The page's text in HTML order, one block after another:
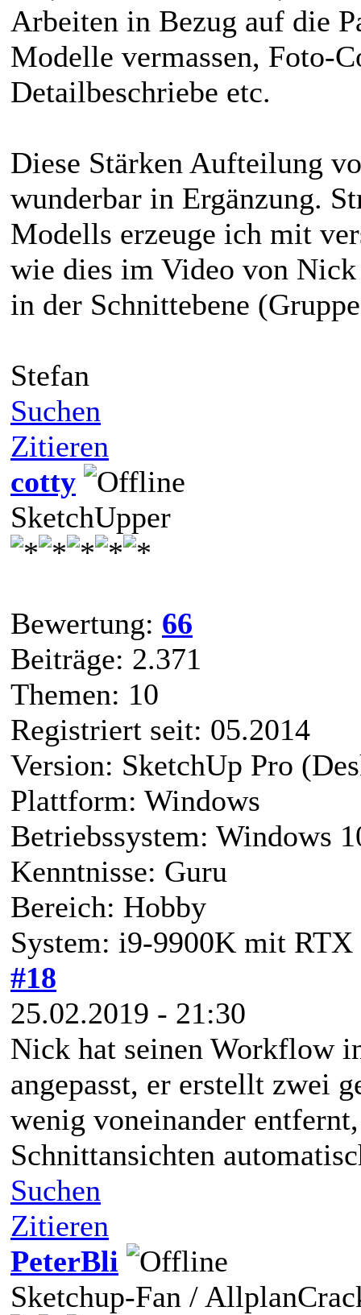
Arbeiten in Bezug auf die
Modelle vermassen, Foto-
Detailbeschriebe etc.
Diese Stärken Aufteilung
wunderbar in Ergänzung.
Modells erzeuge ich mit
wie dies im Video von
in der Schnittebene
Stefan
Suchen
Zitieren
cotty
SketchUpper
Bewertung: 66
Beiträge: 2.371
Themen: 10
Registriert seit: 05.2014
Version: SketchUp Pro
Plattform: Windows
Betriebssystem: Windows
Kenntnisse: Guru
Bereich: Hobby
System: i9-9900K mit RTX
#18
25.02.2019 - 21:30
Nick hat seinen Workflow
angepasst, er erstellt zwei
wenig voneinander
Schnittansichten
Suchen
Zitieren
PeterBli
Sketchup-Fan /